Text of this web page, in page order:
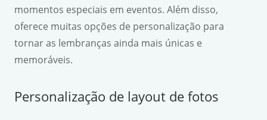
momentos especiais em eventos. Além disso,
oferece muitas opções de personalização para
tornar as lembranças ainda mais únicas e
memoráveis.
Personalização de layout de fotos